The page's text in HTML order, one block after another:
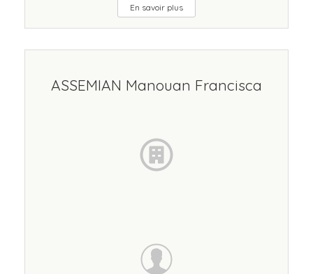
En savoir plus
ASSEMIAN Manouan Francisca